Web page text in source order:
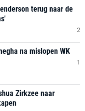
terug naar de
2
na mislopen WK
1
Zirkzee naar